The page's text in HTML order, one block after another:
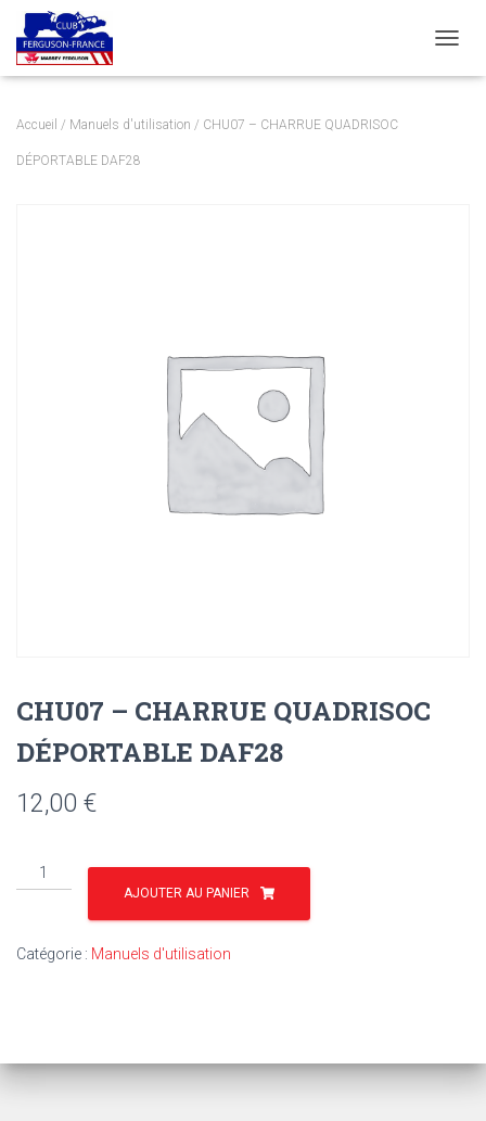
Accueil / Manuels d'utilisation / CHU07 – CHARRUE QUADRISOC
DÉPORTABLE DAF28
CHU07 – CHARRUE QUADRISOC
DÉPORTABLE DAF28
12,00 €
quantité
de
CHARRUE
AJOUTER AU PANIER
Catégorie : Manuels d'utilisation